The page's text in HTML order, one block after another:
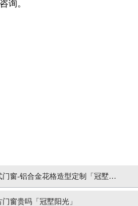
询。
门窗-铝合金花格造型定制「冠墅阳
窗贵吗「冠墅阳光」